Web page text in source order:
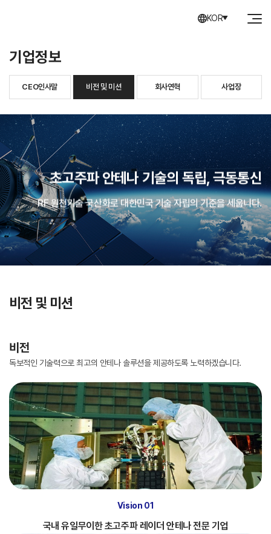
KOR
기업정보
CEO인사말 비전 및 미션 회사연혁 사업장
초고주파 안테나 기술의 독립, 극동통신
RF 원천기술 국산화로 대한민국 기술 자립의 기준을 세웁니다.
비전 및 미션
비전
독보적인 기술력으로 최고의 안테나 솔루션을 제공하도록 노력하겠습니다.
Vision 01
국내 유일무이한 초고주파 레이더 안테나 전문 기업